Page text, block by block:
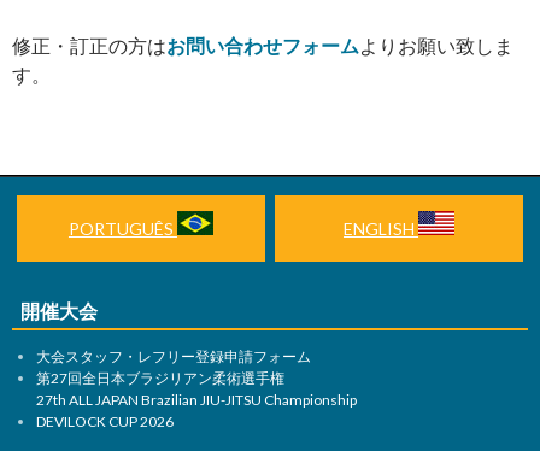
修正・訂正の方はお問い合わせフォーム よりお願い致しま
す。
PORTUGUÊS ENGLISH
開催大会
大会スタッフ・レフリー登録申請フォーム
第27回全日本ブラジリアン柔術選手権
27th ALL JAPAN Brazilian JIU-JITSU Championship
DEVILOCK CUP 2026